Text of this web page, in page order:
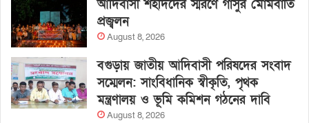
আদিবাসী শহীদদের স্মরণে গাসুর মোমবাতি
প্রজ্বলন
August 8, 2026
বগুড়ায় জাতীয় আদিবাসী পরিষদের সংবাদ
সম্মেলন: সাংবিধানিক স্বীকৃতি, পৃথক
মন্ত্রণালয় ও ভূমি কমিশন গঠনের দাবি
August 8, 2026